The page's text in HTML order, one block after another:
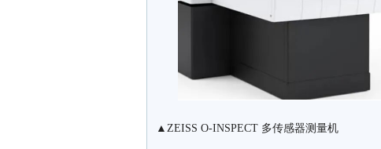
▲ ZEISS O-INSPECT 多传感器测量机